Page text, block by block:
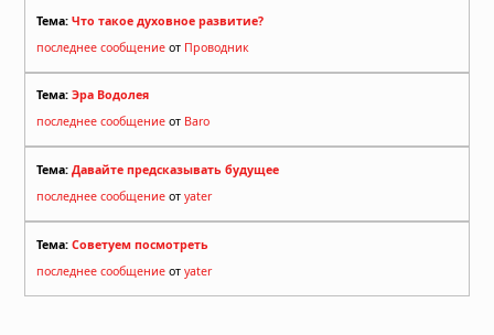
Тема: Что такое духовное развитие?
последнее сообщение от Проводник
Тема: Эра Водолея
последнее сообщение от Baro
Тема: Давайте предсказывать будущее
последнее сообщение от yater
Тема: Советуем посмотреть
последнее сообщение от yater